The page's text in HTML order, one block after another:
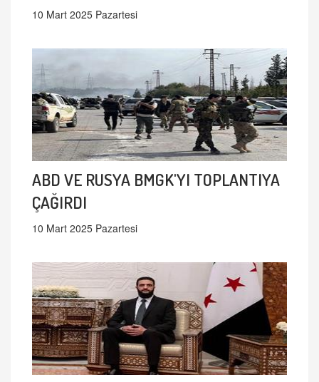
10 Mart 2025 Pazartesi
ABD VE RUSYA BMGK'YI TOPLANTIYA
ÇAĞIRDI
10 Mart 2025 Pazartesi